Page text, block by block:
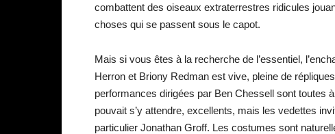
combattent des oiseaux extraterrestres ridicules
choses qui se passent sous le capot.
Mais si vous êtes à la recherche de l’essentiel,
Herron et Briony Redman est vive, pleine de
performances dirigées par Ben Chessell sont toutes
pouvait s’y attendre, excellents, mais les vedettes
particulier Jonathan Groff. Les costumes sont